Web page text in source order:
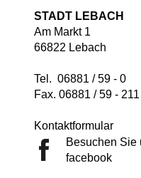
STADT LEBACH
Am Markt 1
66822 Lebach
Tel. 06881 / 59 - 0
Fax. 06881 / 59 - 211
Kontaktformular
Besuchen Sie
facebook